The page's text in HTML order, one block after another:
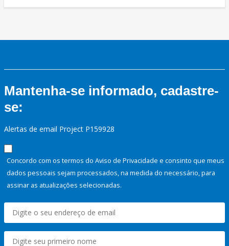
Mantenha-se informado, cadastre-
se:
Alertas de email Project P159928
Concordo com os termos do Aviso de Privacidade e consinto que meus
dados pessoais sejam processados, na medida do necessário, para
assinar as atualizações selecionadas.